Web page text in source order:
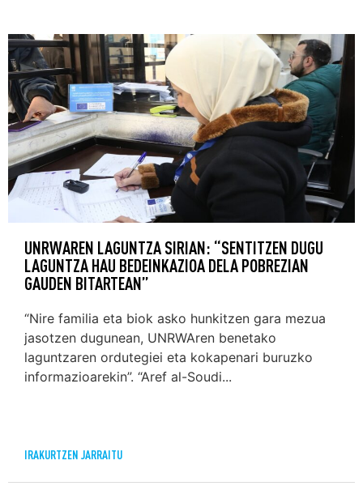
UNRWAREN LAGUNTZA SIRIAN: “SENTITZEN DUGU
LAGUNTZA HAU BEDEINKAZIOA DELA POBREZIAN
GAUDEN BITARTEAN”
“Nire familia eta biok asko hunkitzen gara mezua
jasotzen dugunean, UNRWAren benetako
laguntzaren ordutegiei eta kokapenari buruzko
informazioarekin”. “Aref al-Soudi...
IRAKURTZEN JARRAITU